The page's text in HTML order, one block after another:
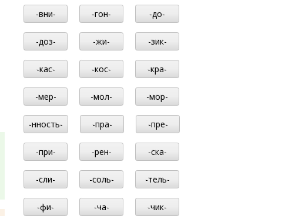
-вни- -гон- -до-
-доз- -жи- -зик-
-кас- -кос- -кра-
-мер- -мол- -мор-
-нность- -пра- -пре-
-при- -рен- -ска-
-сли- -соль- -тель-
-фи- -ча- -чик-